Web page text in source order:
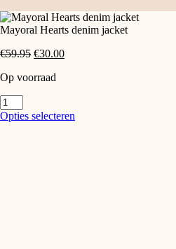
Mayoral Hearts denim jacket
€59.95 Oorspronkelijke
was:
€30.00Huidige
Op voorraad
Mayoral
Hearts
denim
Opties selecteren